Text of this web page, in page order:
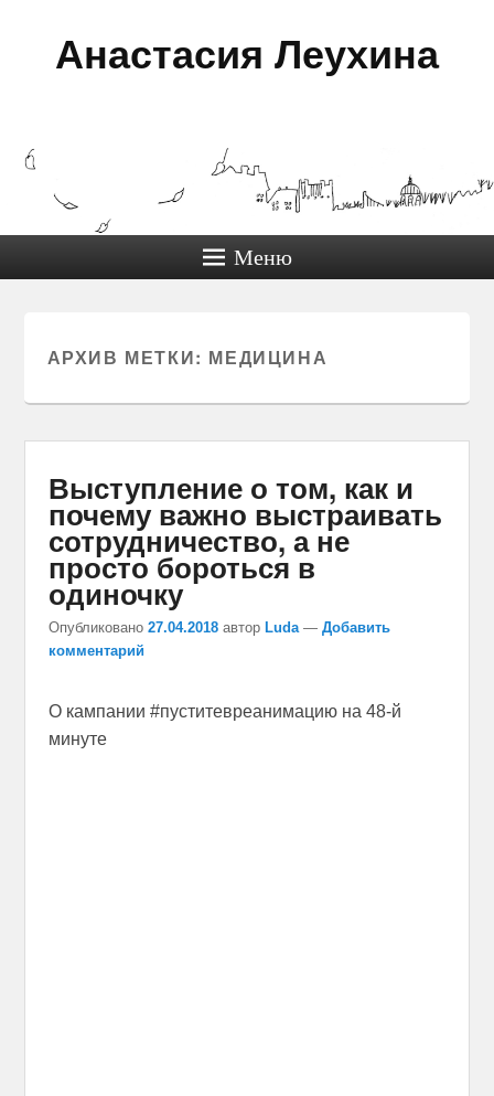
Анастасия Леухина
Меню
АРХИВ МЕТКИ: МЕДИЦИНА
Выступление о том, как и
почему важно выстраивать
сотрудничество, а не
просто бороться в
одиночку
Опубликовано 27.04.2018 автор Luda — Добавить
комментарий
О кампании #пуститевреанимацию на 48-й
минуте